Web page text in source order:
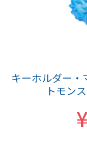
キーホルダー・
トモン